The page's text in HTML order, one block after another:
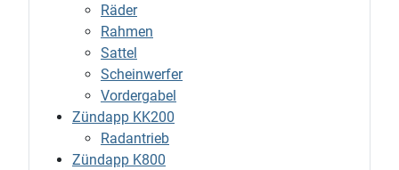
Räder
Rahmen
Sattel
Scheinwerfer
Vordergabel
Zündapp KK200
Radantrieb
Zündapp K800